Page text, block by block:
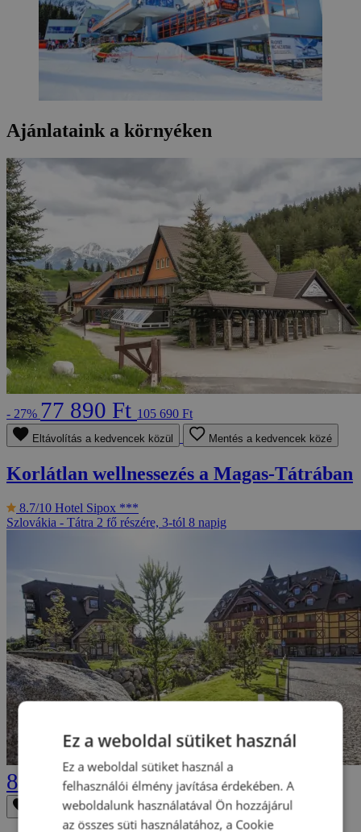
Ajánlataink a környéken
- 27% 77 890 Ft 105 690 Ft
Eltávolítás a kedvencek közül Mentés a kedvencek közé
Korlátlan wellnessezés a Magas-Tátrában
8.7/10 Hotel Sipox ***
Szlovákia - Tátra 2 fő részére, 3-tól 8 napig
89 990 Ft
Eltávolítás a kedvencek közül Mentés a kedvencek közé
Ez a weboldal sütiket használ
Ez a weboldal sütiket használ a
felhasználói élmény javítása érdekében. A
weboldalunk használatával Ön hozzájárul
az összes süti használatához, a Cookie